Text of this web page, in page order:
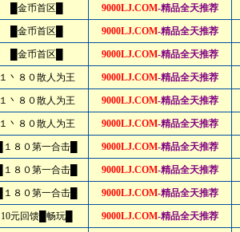
█金币首区█ 9000LJ.COM-精品全天推荐
█金币首区█ 9000LJ.COM-精品全天推荐
█金币首区█ 9000LJ.COM-精品全天推荐
１丶８０散人为王 9000LJ.COM-精品全天推荐
１丶８０散人为王 9000LJ.COM-精品全天推荐
１丶８０散人为王 9000LJ.COM-精品全天推荐
█１８０第一合击█ 9000LJ.COM-精品全天推荐
█１８０第一合击█ 9000LJ.COM-精品全天推荐
█１８０第一合击█ 9000LJ.COM-精品全天推荐
10元回馈█畅玩█ 9000LJ.COM-精品全天推荐